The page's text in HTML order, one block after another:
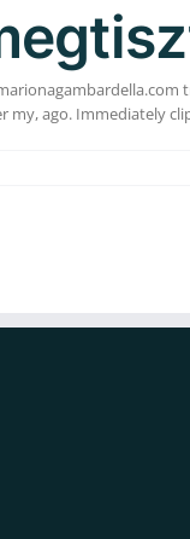
ago. Immediately